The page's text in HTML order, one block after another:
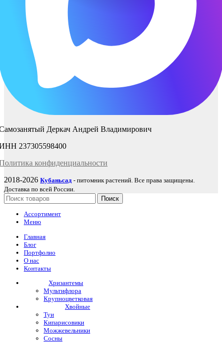
Деркач Андрей Владимирович
237305598400
конфиденциальности
2018-2026 Кубаньсад - питомник растений. Все права защищены.
Доставка по всей России.
Поиск
Ассортимент
Меню
Главная
Блог
Портфолио
О нас
Контакты
Хризантемы
Мультифлора
Крупноцветковая
Хвойные
Туи
Кипарисовики
Можжевельники
Сосны